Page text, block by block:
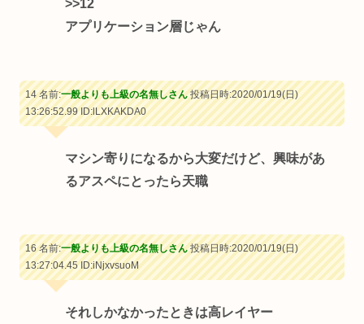
>>12
アプリケーション層じゃん
14 名前:一般よりも上級の名無しさん投稿日時:2020/01/19(日)
13:26:52.99ID:lLXKAKDA0
マシン寄りになるから大変だけど、興味があ
るアスペにとったら天職
16 名前:一般よりも上級の名無しさん投稿日時:2020/01/19(日)
13:27:04.45ID:iNjxvsuoM
それしかなかったときは高レイヤー